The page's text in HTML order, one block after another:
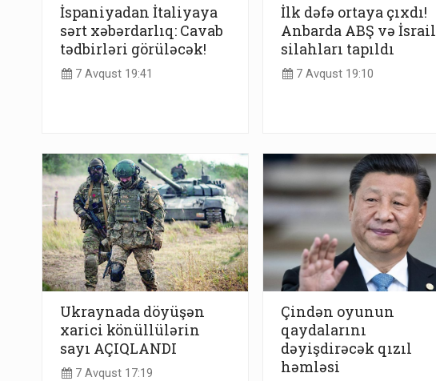
İspaniyadan İtaliyaya
sərt xəbərdarlıq: Cavab
tədbirləri görüləcək!
7 Avqust 19:41
İlk dəfə ortaya çıxdı!
Anbarda ABŞ və İsrail
silahları tapıldı
7 Avqust 19:10
Ukraynada döyüşən
xarici könüllülərin
sayı AÇIQLANDI
7 Avqust 17:19
Çindən oyunun
qaydalarını
dəyişdirəcək qızıl
həmləsi